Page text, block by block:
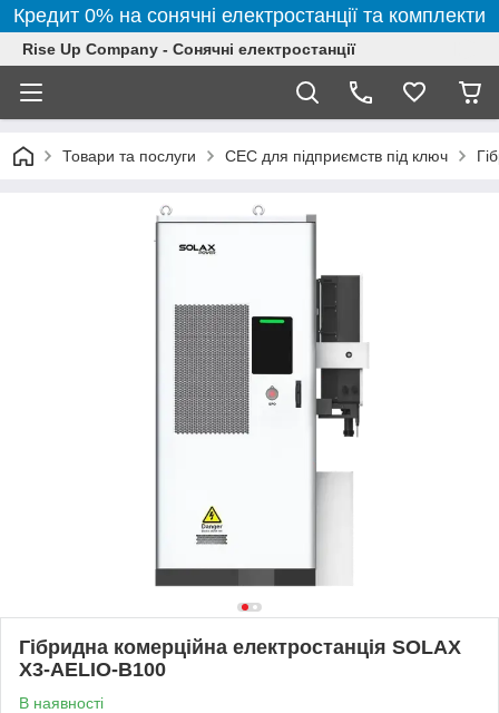
Кредит 0% на сонячні електростанції та комплекти
Rise Up Company - Сонячні електростанції
Товари та послуги СЕС для підприємств під ключ
Гібридна комерційна електростанція SOLAX
X3-AELIO-B100
В наявності